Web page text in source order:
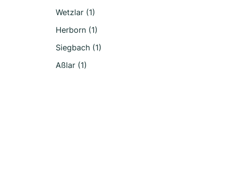
Wetzlar (1)
Herborn (1)
Siegbach (1)
Aßlar (1)